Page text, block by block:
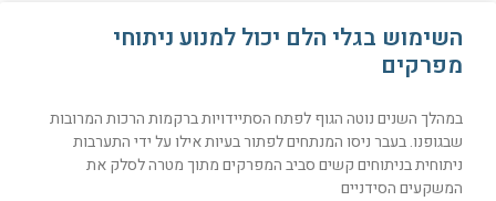
השימוש בגלי הלם יכול למנוע ניתוחי
מפרקים
במהלך השנים נוטה הגוף לפתח הסתיידויות ברקמות הרכות המרובות
שבגופנו. בעבר ניסו המנתחים לפתור בעיות אילו על ידי התערבות
ניתוחית בניתוחים קשים סביב המפרקים מתוך מטרה לסלק את
המשקעים הסידניים